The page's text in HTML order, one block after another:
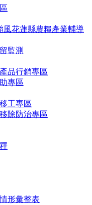
風花蓮縣農糧產業輔導
監測
品行銷專區
專區
工專區
除防治專區
形彙整表